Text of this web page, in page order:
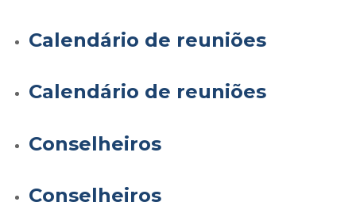
Calendário de reuniões
Calendário de reuniões
Conselheiros
Conselheiros